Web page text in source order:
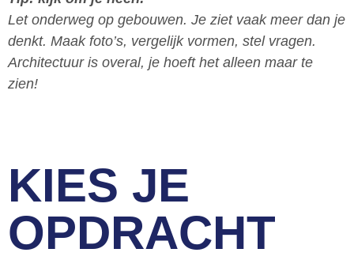
Let onderweg op gebouwen. Je ziet vaak meer dan je
denkt. Maak foto’s, vergelijk vormen, stel vragen.
Architectuur is overal, je hoeft het alleen maar te
zien!
KIES JE
OPDRACHT